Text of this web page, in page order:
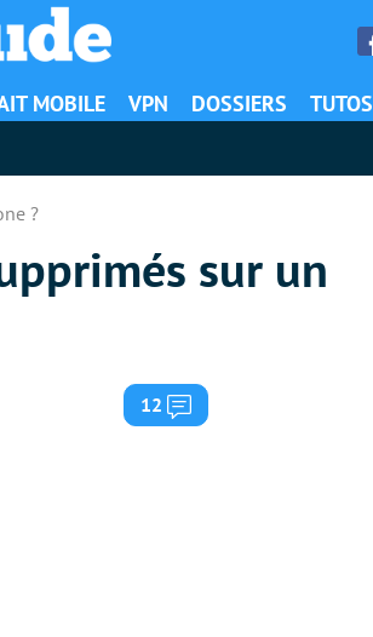
MOBILE VPN DOSSIERS TUTOS
?
sur un
12 Commentaires